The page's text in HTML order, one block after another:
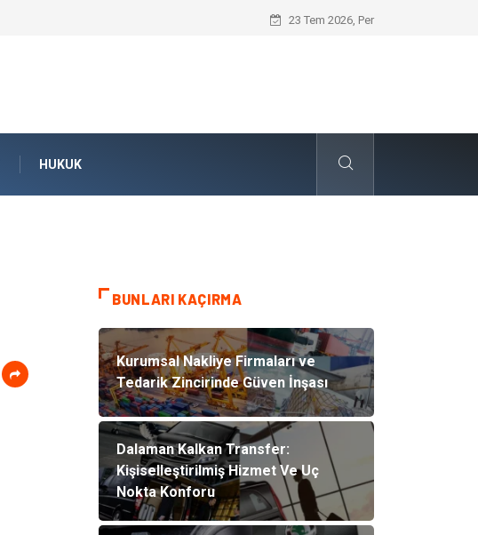
Skoda Yedek Parça Tercihinde
23 Tem 2026, Per
HUKUK
BUNLARI KAÇIRMA
Kurumsal Nakliye Firmaları ve
Tedarik Zincirinde Güven İnşası
Dalaman Kalkan Transfer:
Kişiselleştirilmiş Hizmet Ve Uç
Nokta Konforu